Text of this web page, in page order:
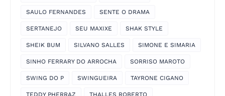
SAULO FERNANDES SENTE O DRAMA
SERTANEJO SEU MAXIXE SHAK STYLE
SHEIK BUM SILVANO SALLES SIMONE E SIMARIA
SINHO FERRARY DO ARROCHA SORRISO MAROTO
SWING DO P SWINGUEIRA TAYRONE CIGANO
TEDDY PHERRAZ THALLES ROBERTO